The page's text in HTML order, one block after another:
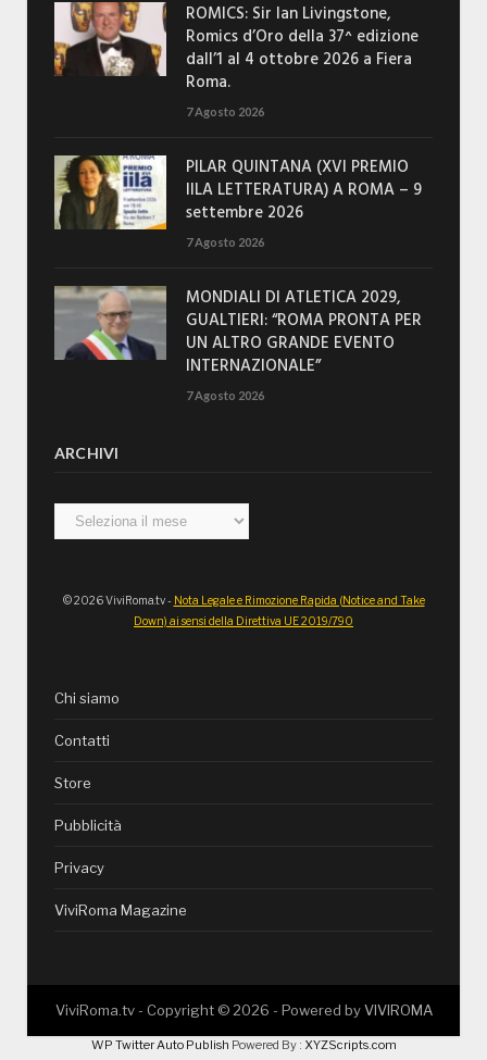
ROMICS: Sir Ian Livingstone,
Romics d’Oro della 37^ edizione
dall’1 al 4 ottobre 2026 a Fiera
Roma.
7 Agosto 2026
PILAR QUINTANA (XVI PREMIO
IILA LETTERATURA) A ROMA – 9
settembre 2026
7 Agosto 2026
MONDIALI DI ATLETICA 2029,
GUALTIERI: “ROMA PRONTA PER
UN ALTRO GRANDE EVENTO
INTERNAZIONALE”
7 Agosto 2026
ARCHIVI
Archivi
© 2026 ViviRoma.tv - Nota Legale e Rimozione Rapida (Notice and Take
Down) ai sensi della Direttiva UE 2019/790
Chi siamo
Contatti
Store
Pubblicità
Privacy
ViviRoma Magazine
ViviRoma.tv - Copyright © 2026 - Powered byVIVIROMA
WP Twitter Auto Publish Powered By : XYZScripts.com